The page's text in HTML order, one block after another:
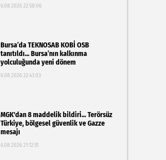
6.08.2026 22:58:06
Bursa’da TEKNOSAB KOBİ OSB
tanıtıldı... Bursa’nın kalkınma
yolculuğunda yeni dönem
6.08.2026 22:43:03
MGK'dan 8 maddelik bildiri... Terörsüz
Türkiye, bölgesel güvenlik ve Gazze
mesajı
6.08.2026 21:12:51